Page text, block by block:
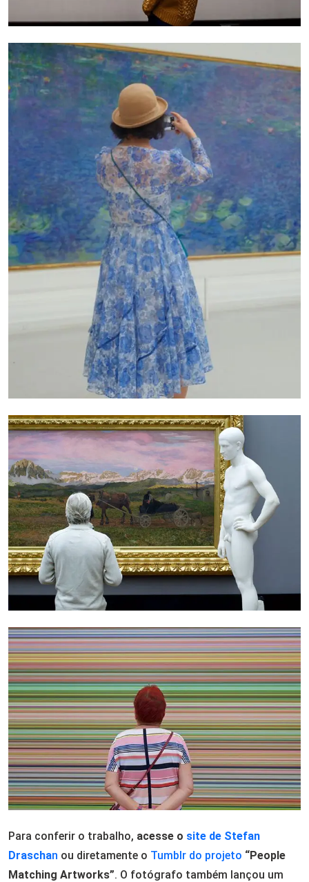
Para conferir o trabalho, acesse o site de Stefan
Draschan ou diretamente o Tumblr do projeto “People
Matching Artworks”. O fotógrafo também lançou um